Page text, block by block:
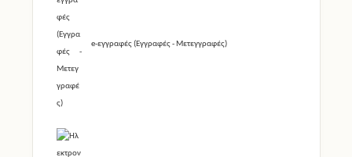
e-εγγραφές (Εγγραφές - Μετεγγραφές)